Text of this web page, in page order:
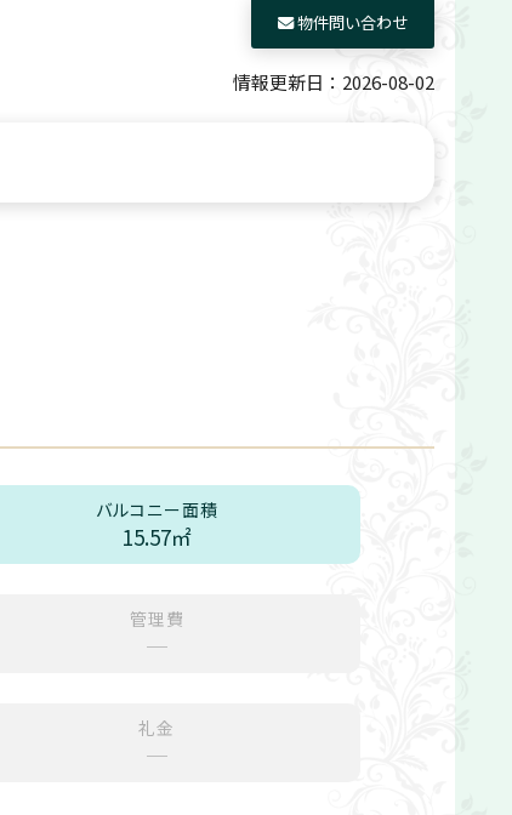
物件問い合わせ
情報更新日：2026-08-02
バルコニー面積
15.57㎡
管理費
─
礼金
─